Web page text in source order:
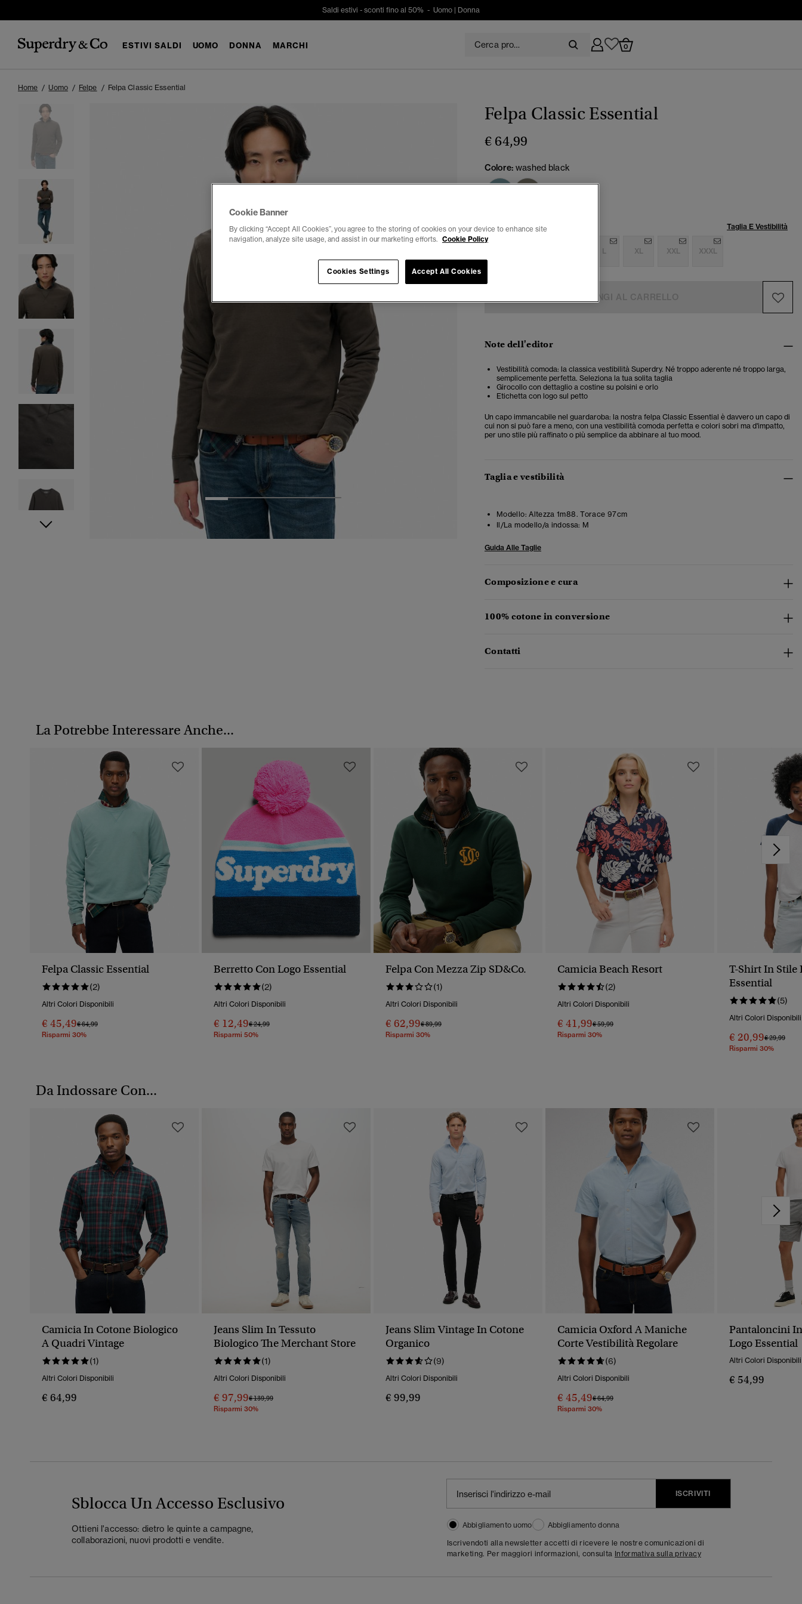
Saldi estivi - sconti fino al 50% - Uomo | Donna
ESTIVI SALDI UOMO DONNA MARCHI 0
Home Uomo Felpe Felpa Classic Essential
Felpa Classic Essential
€ 64,99
Colore:washed black
Seleziona Taglia: Taglia E Vestibilità
L XL XXL XXXL
AGGIUNGI AL CARRELLO
Note dell'editor
Vestibilità comoda: la classica vestibilità Superdry. Né troppo aderente né troppo larga,
semplicemente perfetta. Seleziona la tua solita taglia
Girocollo con dettaglio a costine su polsini e orlo
Etichetta con logo sul petto
Un capo immancabile nel guardaroba: la nostra felpa Classic Essential è davvero un capo di
cui non si può fare a meno, con una vestibilità comoda perfetta e colori sobri ma d'impatto,
per uno stile più raffinato o più semplice da abbinare al tuo mood.
Taglia e vestibilità
Modello: Altezza 1m88. Torace 97cm
Il/La modello/a indossa: M
Guida Alle Taglie
Composizione e cura
100% cotone in conversione
Contatti
La Potrebbe Interessare Anche...
Felpa Classic Essential
(2)
Altri Colori Disponibili
€ 45,49Prezzo Ridotto Da
€ 64,99A
Risparmi 30%
Berretto Con Logo Essential
(2)
Altri Colori Disponibili
€ 12,49Prezzo Ridotto Da
€ 24,99A
Risparmi 50%
Felpa Con Mezza Zip SD&Co.
(1)
Altri Colori Disponibili
€ 62,99Prezzo Ridotto Da
€ 89,99A
Risparmi 30%
Camicia Beach Resort
(2)
Altri Colori Disponibili
€ 41,99Prezzo Ridotto Da
€ 59,99A
Risparmi 30%
T-Shirt In Stile
Essential
(5)
Altri Colori Disponibili
€ 20,99Prezzo
€ 29,99A
Risparmi 30%
Da Indossare Con...
Camicia In Cotone Biologico
A Quadri Vintage
(1)
Altri Colori Disponibili
€ 64,99
Jeans Slim In Tessuto
Biologico The Merchant Store
(1)
Altri Colori Disponibili
€ 97,99Prezzo Ridotto Da
€ 139,99A
Risparmi 30%
Jeans Slim Vintage In Cotone
Organico
(9)
Altri Colori Disponibili
€ 99,99
Camicia Oxford A Maniche
Corte Vestibilità Regolare
(6)
Altri Colori Disponibili
€ 45,49Prezzo Ridotto Da
€ 64,99A
Risparmi 30%
Pantaloncini
Logo Essential
Altri Colori Disponibili
€ 54,99
Sblocca Un Accesso Esclusivo
Ottieni l'accesso: dietro le quinte a campagne,
collaborazioni, nuovi prodotti e vendite.
ISCRIVITI
Abbigliamento uomo
Abbigliamento donna
Iscrivendoti alla newsletter accetti di ricevere le nostre comunicazioni di
marketing. Per maggiori informazioni, consulta Informativa sulla privacy
Cookie Banner
By clicking “Accept All Cookies”, you agree to the storing of cookies on your device to enhance site
navigation, analyze site usage, and assist in our marketing efforts. Cookie Policy
Cookies Settings Accept All Cookies